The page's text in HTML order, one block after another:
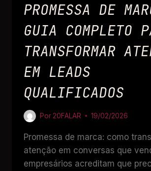
PROMESSA DE
GUIA COMPLETO
TRANSFORMAR
EM LEADS
QUALIFICADOS
Por 20FALAR 19/02/2026
Promessa de marca: como
atenção em conversas que
empresários acreditam que